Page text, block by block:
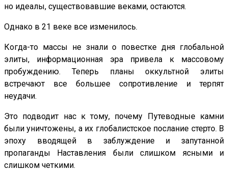
но идеалы, существовавшие веками, остаются.
Однако в 21 веке все изменилось.
Когда-то массы не знали о повестке дня глобальной
элиты, информационная эра привела к массовому
пробуждению. Теперь планы оккультной элиты
встречают все большее сопротивление и терпят
неудачи.
Это подводит нас к тому, почему Путеводные камни
были уничтожены, а их глобалистское послание стерто. В
эпоху вводящей в заблуждение и запутанной
пропаганды Наставления были слишком ясными и
слишком четкими.